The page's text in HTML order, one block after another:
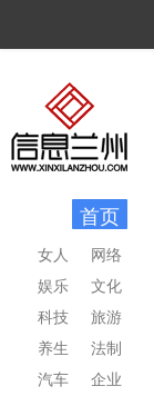
首页
网络
文化
旅游
法制
企业
女人
娱乐
科技
养生
汽车